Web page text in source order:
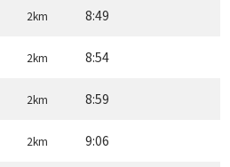
2km 8:49
2km 8:54
2km 8:59
2km 9:06